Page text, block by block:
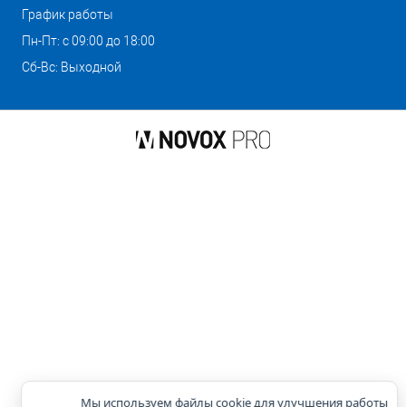
График работы
Пн-Пт: с 09:00 до 18:00
Сб-Вс: Выходной
Мы используем файлы cookie для улучшения работы